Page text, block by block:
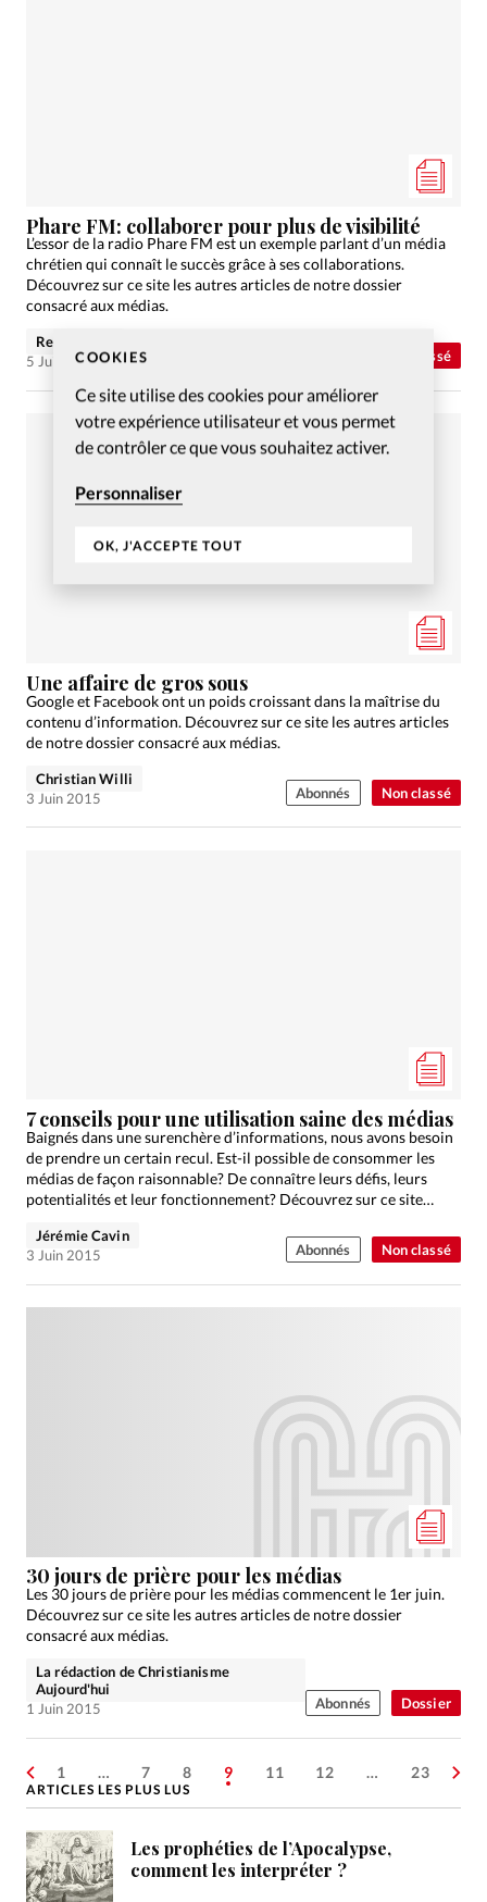
COOKIES
Ce site utilise des cookies pour améliorer
votre expérience utilisateur et vous permet
de contrôler ce que vous souhaitez activer.
Personnaliser
OK, J'ACCEPTE TOUT
Non classé
Phare FM: collaborer pour plus de visibilité
L’essor de la radio Phare FM est un exemple parlant d’un média
chrétien qui connaît le succès grâce à ses collaborations.
Découvrez sur ce site les autres articles de notre dossier
consacré aux médias.
René Progin
5 Juin 2015
Non classé
Une affaire de gros sous
Google et Facebook ont un poids croissant dans la maîtrise du
contenu d’information. Découvrez sur ce site les autres articles
de notre dossier consacré aux médias.
Christian Willi
3 Juin 2015
Abonnés
Non classé
7 conseils pour une utilisation saine des médias
Baignés dans une surenchère d’informations, nous avons besoin
de prendre un certain recul. Est-il possible de consommer les
médias de façon raisonnable? De connaître leurs défis, leurs
potentialités et leur fonctionnement? Découvrez sur ce site…
Jérémie Cavin
3 Juin 2015
Abonnés
Dossier
30 jours de prière pour les médias
Les 30 jours de prière pour les médias commencent le 1er juin.
Découvrez sur ce site les autres articles de notre dossier
consacré aux médias.
La rédaction de Christianisme
Aujourd'hui
1 Juin 2015
Abonnés
1 … 7 8 9 11 12 … 23
ARTICLES LES PLUS LUS
Les prophéties de l’Apocalypse,
comment les interpréter ?